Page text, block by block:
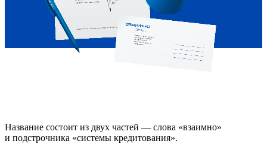
Название состоит из двух частей — слова «взаимно»
и подстрочника «системы кредитования».